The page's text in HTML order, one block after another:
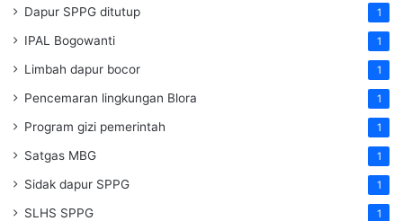
Dapur SPPG ditutup 1
IPAL Bogowanti 1
Limbah dapur bocor 1
Pencemaran lingkungan Blora 1
Program gizi pemerintah 1
Satgas MBG 1
Sidak dapur SPPG 1
SLHS SPPG 1